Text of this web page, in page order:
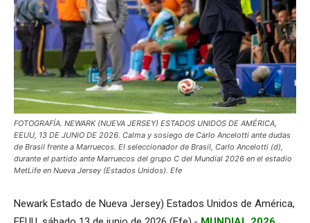
FOTOGRAFÍA. NEWARK (NUEVA JERSEY) ESTADOS UNIDOS DE AMÉRICA,
EEUU, 13 DE JUNIO DE 2026. Calma y sosiego de Carlo Ancelotti ante dudas
de Brasil frente a Marruecos. El seleccionador de Brasil, Carlo Ancelotti (d),
durante el partido ante Marruecos del grupo C del Mundial 2026 en el estadio
MetLife en Nueva Jersey (Estados Unidos). Efe
Newark Estado de Nueva Jersey) Estados Unidos de América,